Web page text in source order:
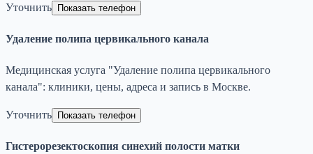
Уточнить Показать телефон
Удаление полипа цервикального канала
Медицинская услуга "Удаление полипа цервикального
канала": клиники, цены, адреса и запись в Москве.
Уточнить Показать телефон
Гистерорезектоскопия синехий полости матки